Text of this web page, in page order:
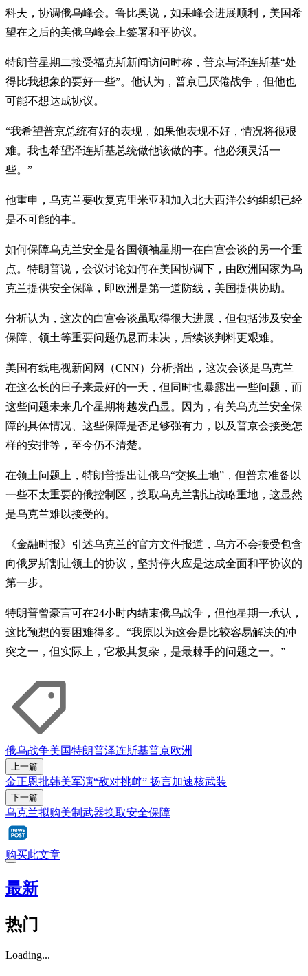
科夫，协调俄乌峰会。鲁比奥说，如果峰会进展顺利，美国希
望在之后的美俄乌峰会上签署和平协议。
特朗普星期二接受福克斯新闻访问时称，普京与泽连斯基“处
得比我想象的要好一些”。他认为，普京已厌倦战争，但他也
可能不想达成协议。
“我希望普京总统有好的表现，如果他表现不好，情况将很艰
难。我也希望泽连斯基总统做他该做的事。他必须灵活一
些。”
他重申，乌克兰要收复克里米亚和加入北大西洋公约组织已经
是不可能的事。
如何保障乌克兰安全是各国领袖星期一在白宫会谈的另一个重
点。特朗普说，会议讨论如何在美国协调下，由欧洲国家为乌
克兰提供安全保障，即欧洲是第一道防线，美国提供协助。
分析认为，这次的白宫会谈虽取得很大进展，但包括涉及安全
保障、领土等重要问题仍悬而未决，后续谈判料更艰难。
美国有线电视新闻网（CNN）分析指出，这次会谈是乌克兰
在这么长的日子来最好的一天，但同时也暴露出一些问题，而
这些问题未来几个星期将越发凸显。因为，有关乌克兰安全保
障的具体情况、这些保障是否足够强有力，以及普京会接受怎
样的安排等，至今仍不清楚。
在领土问题上，特朗普提出让俄乌“交换土地”，但普京准备以
一些不太重要的俄控制区，换取乌克兰割让战略重地，这显然
是乌克兰难以接受的。
《金融时报》引述乌克兰的官方文件报道，乌方不会接受包含
向俄罗斯割让领土的协议，坚持停火应是达成全面和平协议的
第一步。
特朗普曾豪言可在24小时内结束俄乌战争，但他星期一承认，
这比预想的要困难得多。“我原以为这会是比较容易解决的冲
突之一，但实际上，它极其复杂，是最棘手的问题之一。”
俄乌战争美国特朗普泽连斯基普京欧洲
上一篇
金正恩批韩美军演“敌对挑衅” 扬言加速核武装
下一篇
乌克兰拟购美制武器换取安全保障
购买此文章
最新
热门
Loading...